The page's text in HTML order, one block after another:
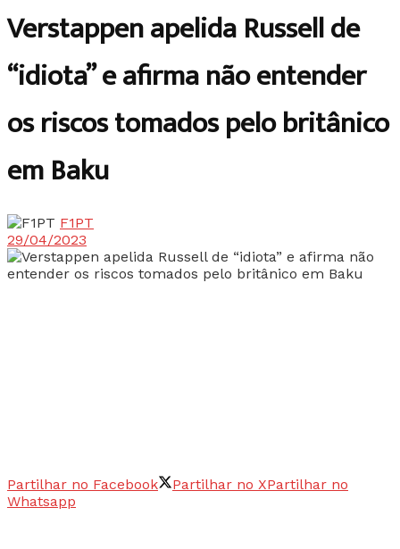
Verstappen apelida Russell de
“idiota” e afirma não entender
os riscos tomados pelo britânico
em Baku
F1PT
29/04/2023
Partilhar no Facebook Partilhar no XPartilhar no
Whatsapp